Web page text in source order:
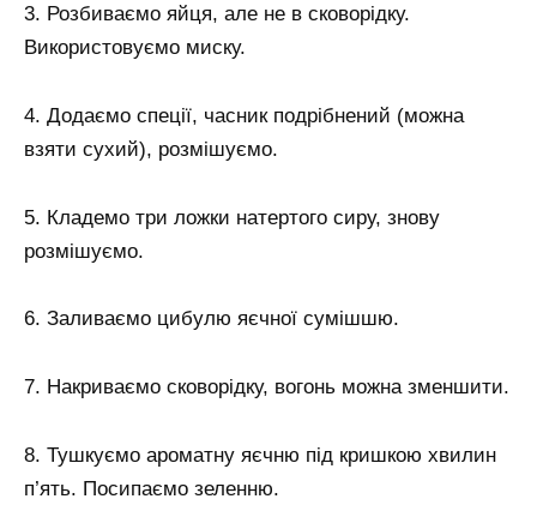
3. Розбиваємо яйця, але не в сковорідку.
Використовуємо миску.
4. Додаємо спеції, часник подрібнений (можна
взяти сухий), розмішуємо.
5. Кладемо три ложки натертого сиру, знову
розмішуємо.
6. Заливаємо цибулю яєчної сумішшю.
7. Накриваємо сковорідку, вогонь можна зменшити.
8. Тушкуємо ароматну яєчню під кришкою хвилин
п’ять. Посипаємо зеленню.